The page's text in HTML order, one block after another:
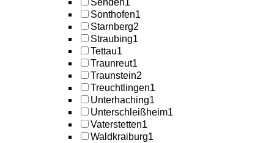
Senden1
Sonthofen1
Starnberg2
Straubing1
Tettau1
Traunreut1
Traunstein2
Treuchtlingen1
Unterhaching1
Unterschleißheim1
Vaterstetten1
Waldkraiburg1